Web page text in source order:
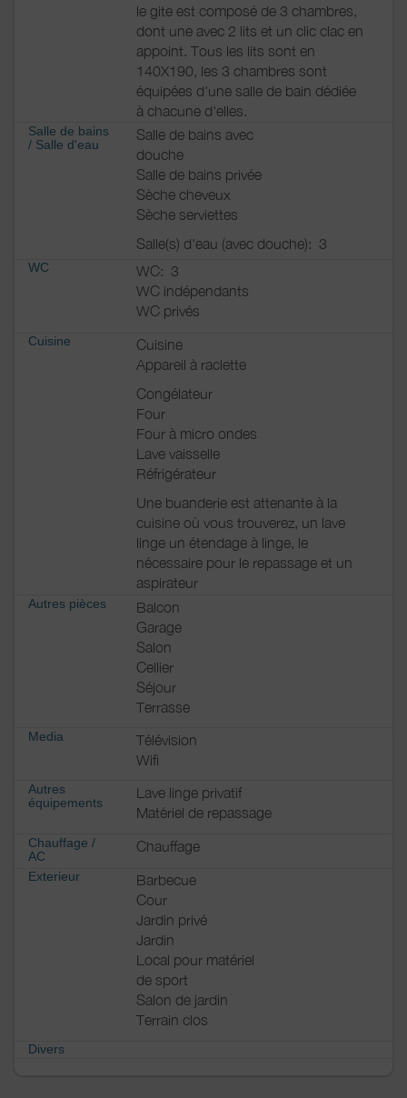
le gite est composé de 3 chambres,
dont une avec 2 lits et un clic clac en
appoint. Tous les lits sont en
140X190, les 3 chambres sont
équipées d'une salle de bain dédiée
à chacune d'elles.
Salle de bains
/ Salle d'eau
Salle de bains avec
douche
Salle de bains privée
Sèche cheveux
Sèche serviettes
Salle(s) d'eau (avec douche): 3
WC WC: 3
WC indépendants
WC privés
Cuisine
Cuisine
Appareil à raclette
Congélateur
Four
Four à micro ondes
Lave vaisselle
Réfrigérateur
Une buanderie est attenante à la
cuisine où vous trouverez, un lave
linge un étendage à linge, le
nécessaire pour le repassage et un
aspirateur
Autres pièces
Balcon
Garage
Salon
Cellier
Séjour
Terrasse
Media
Télévision
Wifi
Autres
équipements
Lave linge privatif
Matériel de repassage
Chauffage /
AC
Chauffage
Exterieur
Barbecue
Cour
Jardin privé
Jardin
Local pour matériel
de sport
Salon de jardin
Terrain clos
Divers